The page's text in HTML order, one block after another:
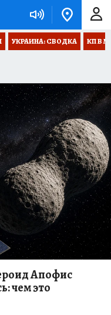
УКРАИНА: СВОДКА КП В
Апофис
чем это